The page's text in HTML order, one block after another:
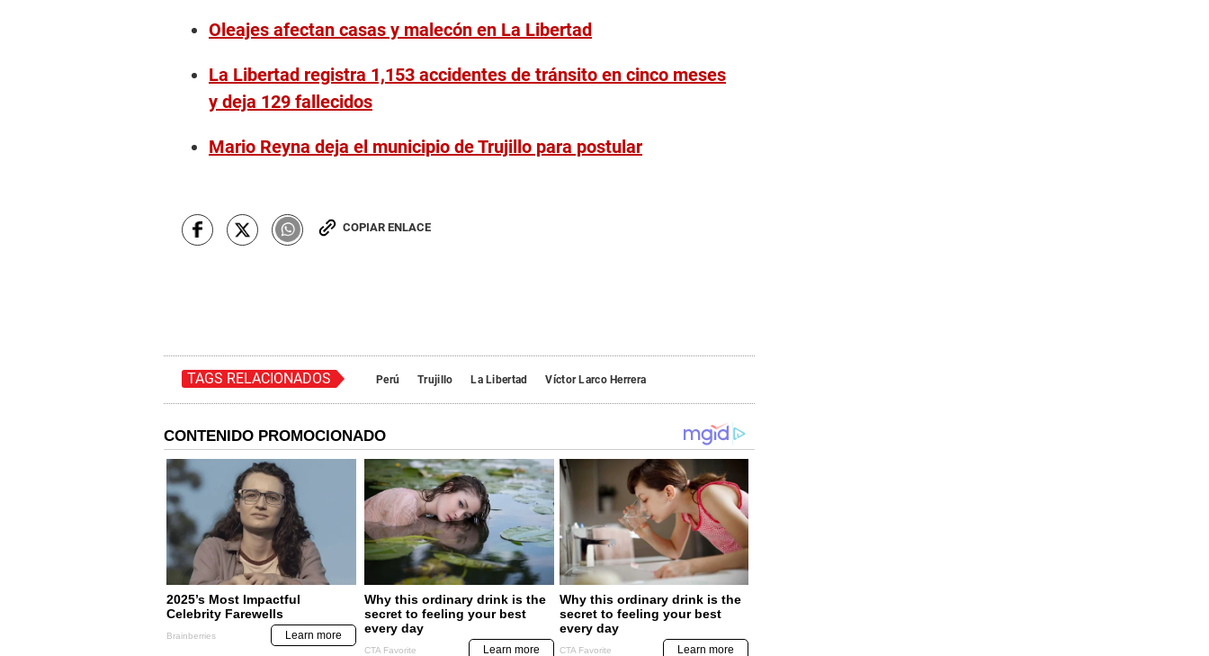
Oleajes afectan casas y malecón en La Libertad
La Libertad registra 1,153 accidentes de tránsito en cinco meses
y deja 129 fallecidos
Mario Reyna deja el municipio de Trujillo para postular
COPIAR ENLACE
TAGS RELACIONADOS Perú Trujillo La Libertad Víctor Larco Herrera